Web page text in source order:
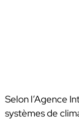
Selon l’Agence
systèmes de